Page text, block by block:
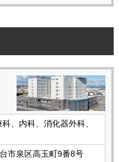
、内科、消化器外科、
市泉区高玉町9番8号